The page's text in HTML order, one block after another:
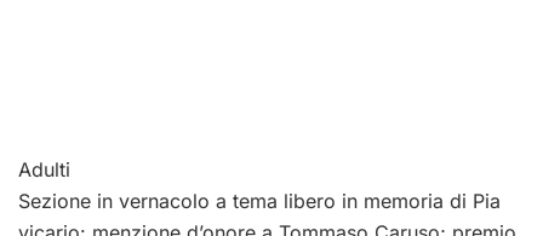
Adulti
Sezione in vernacolo a tema libero in memoria di Pia